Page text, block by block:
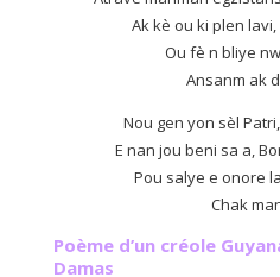
Ak kè ou ki plen
Ou fè n bliye
Ansanm ak
Nou gen yon sèl
E nan jou beni sa a,
Pou salye e onore
Chak
Poème d’un créole
Damas